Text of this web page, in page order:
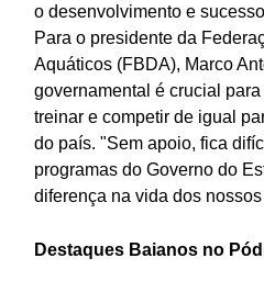
o desenvolvimento e
Para o presidente da
Aquáticos (FBDA), Marco
governamental é crucial
treinar e competir de igual
do país. "Sem apoio, fica
programas do Governo do
diferença na vida dos
Destaques Baianos no